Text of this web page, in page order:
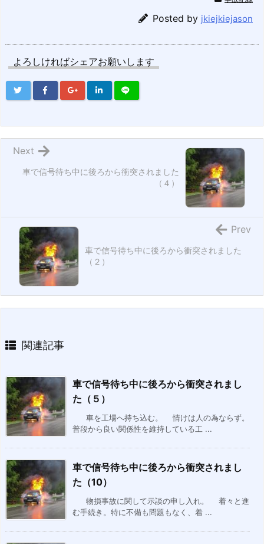
Posted by jkiejkiejason
よろしければシェアお願いします
車で信号待ち中に後ろから衝突されました
（４）
Next
車で信号待ち中に後ろから衝突されました
（２）
Prev
関連記事
車で信号待ち中に後ろから衝突されまし
た（５）
車を工場へ持ち込む。 情けは人の為ならず。
普段から良い関係性を維持している工 ...
車で信号待ち中に後ろから衝突されまし
た（10）
物損事故に関して示談の申し入れ。 着々と進
む手続き。特に不備も問題もなく、着 ...